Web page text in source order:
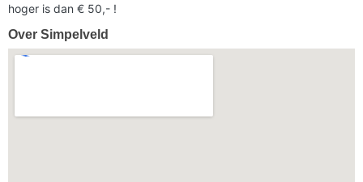
hoger is dan € 50,- !
Over Simpelveld